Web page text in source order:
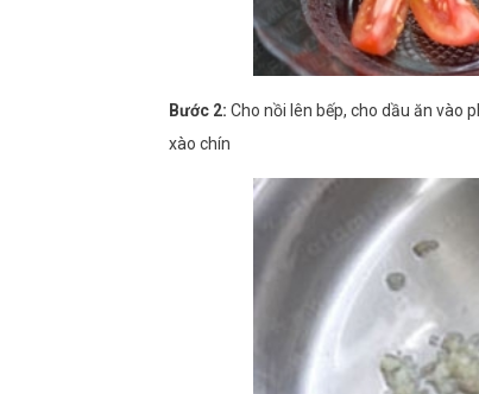
Bước 2: Cho nồi lên bếp, cho dầu ăn vào
xào chín